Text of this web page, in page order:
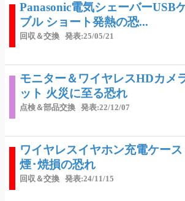
Panasonic電気シェーバーUSB
ブル ショート発熱の恐...
回収＆交換 発表:25/05/21
モニター＆ワイヤレスHDカメ
ット 火災に至る恐れ
点検＆部品交換 発表:22/12/07
ワイヤレスイヤホン充電ケース
煙･焼損の恐れ
回収＆交換 発表:24/11/15